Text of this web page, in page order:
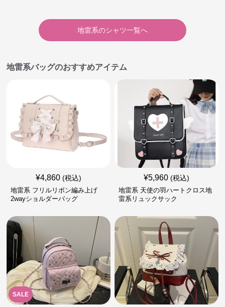
地雷系のシャツ一覧へ
地雷系バッグのおすすめアイテム
¥4,860 (税込)
地雷系 フリルリボン編み上げ
2wayショルダーバッグ
¥5,960 (税込)
地雷系 天使の羽ハートクロス地
雷系リュックサック
SALE